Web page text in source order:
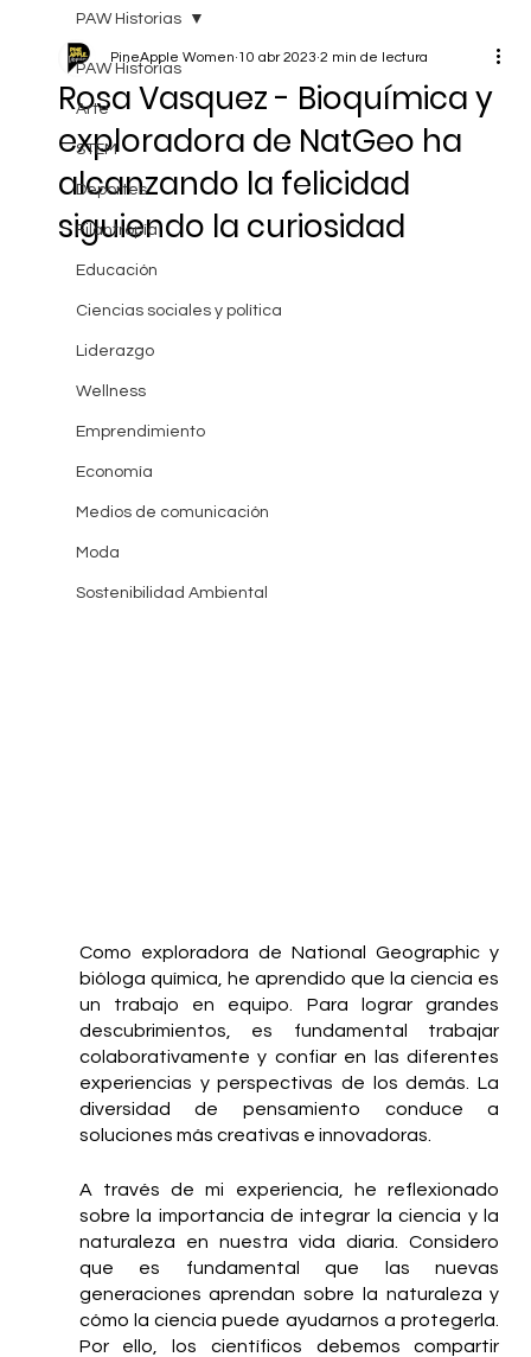
PAW Historias
Arte
STEM
Deportes
Filantropía
Educación
Ciencias sociales y política
Liderazgo
Wellness
Emprendimiento
Economía
Medios de comunicación
Moda
Sostenibilidad Ambiental
PAW Historias
Rosa Vasquez - Bioquímica y
exploradora de NatGeo ha
alcanzando la felicidad
siguiendo la curiosidad
PineApple Women 10 abr 2023 2 min de lectura
Como exploradora de National Geographic y
bióloga química, he aprendido que la ciencia es
un trabajo en equipo. Para lograr grandes
descubrimientos, es fundamental trabajar
colaborativamente y confiar en las diferentes
experiencias y perspectivas de los demás. La
diversidad de pensamiento conduce a
soluciones más creativas e innovadoras.
A través de mi experiencia, he reflexionado
sobre la importancia de integrar la ciencia y la
naturaleza en nuestra vida diaria. Considero
que es fundamental que las nuevas
generaciones aprendan sobre la naturaleza y
cómo la ciencia puede ayudarnos a protegerla.
Por ello, los científicos debemos compartir